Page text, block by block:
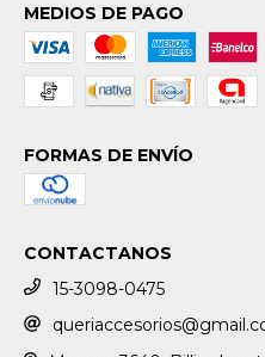
MEDIOS DE PAGO
FORMAS DE ENVÍO
CONTACTANOS
15-3098-0475